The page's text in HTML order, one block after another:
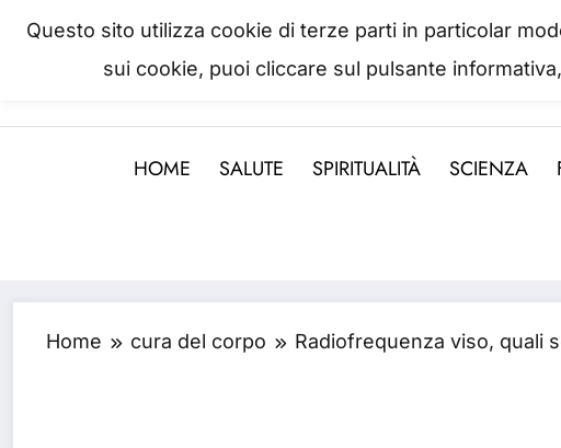
IL
La salute è come il denaro, non
HOME SALUTE SPIRITUALITÀ SCIENZA
Home cura del corpo Radiofrequenza viso, quali
Questo sito utilizza cookie di terze parti in particolar
sui cookie, puoi cliccare sul pulsante